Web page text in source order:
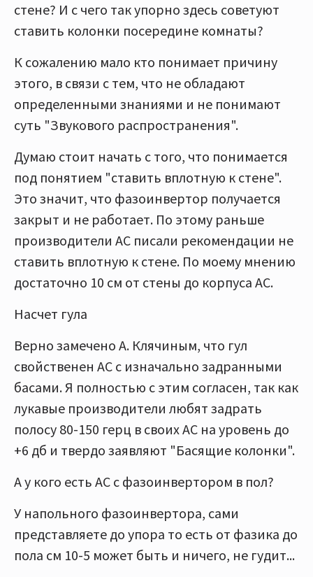
стене? И с чего так упорно здесь советуют
ставить колонки посередине комнаты?
К сожалению мало кто понимает причину
этого, в связи с тем, что не обладают
определенными знаниями и не понимают
суть "Звукового распространения".
Думаю стоит начать с того, что понимается
под понятием "ставить вплотную к стене".
Это значит, что фазоинвертор получается
закрыт и не работает. По этому раньше
производители АС писали рекомендации не
ставить вплотную к стене. По моему мнению
достаточно 10 см от стены до корпуса АС.
Насчет гула
Верно замечено А. Клячиным, что гул
свойственен АС с изначально задранными
басами. Я полностью с этим согласен, так как
лукавые производители любят задрать
полосу 80-150 герц в своих АС на уровень до
+6 дб и твердо заявляют "Басящие колонки".
А у кого есть АС с фазоинвертором в пол?
У напольного фазоинвертора, сами
представляете до упора то есть от фазика до
пола см 10-5 может быть и ничего, не гудит...